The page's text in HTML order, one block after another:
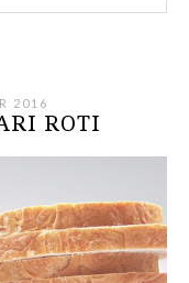
2016
ROTI